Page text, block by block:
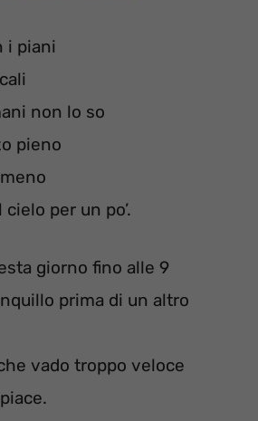
i piani
non lo so
pieno
per un po’.
giorno fino alle 9
prima di un altro
vado troppo veloce